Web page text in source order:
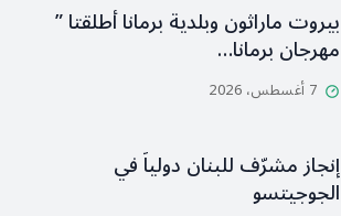
بيروت ماراثون وبلدية برمانا أطلقتا ”
مهرجان برمانا…
7 أغسطس، 2026
إنجاز مشرّف للبنان دولياً في
الجوجيتسو